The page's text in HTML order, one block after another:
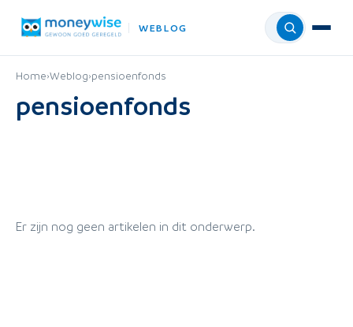
WEBLOG Menu
Home›Weblog›pensioenfonds
pensioenfonds
Er zijn nog geen artikelen in dit onderwerp.